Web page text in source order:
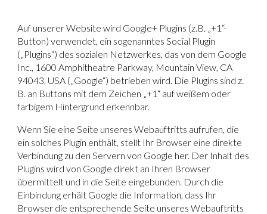
Auf unserer Website wird Google+ Plugins (z.B. „+1“-
Button)verwendet, ein sogenanntes Social Plugin
(„Plugins“) des sozialen Netzwerkes, das von dem Google
Inc., 1600 Amphitheatre Parkway, Mountain View, CA
94043, USA („Google“) betrieben wird. Die Plugins sind z.
B. an Buttons mit dem Zeichen „+1“ auf weißem oder
farbigem Hintergrund erkennbar.
Wenn Sie eine Seite unseres Webauftritts aufrufen, die
ein solches Plugin enthält, stellt Ihr Browser eine direkte
Verbindung zu den Servern von Google her. Der Inhalt des
Plugins wird von Google direkt an Ihren Browser
übermittelt und in die Seite eingebunden. Durch die
Einbindung erhält Google die Information, dass Ihr
Browser die entsprechende Seite unseres Webauftritts